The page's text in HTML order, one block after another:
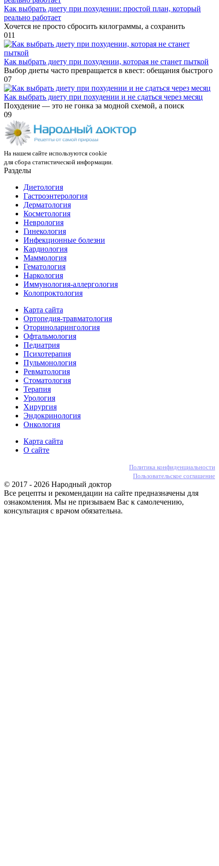
Как выбрать диету при похудении: простой план, который
реально работает
Хочется не просто сбросить килограммы, а сохранить
011
Как выбрать диету при похудении, которая не станет пыткой
Выбор диеты часто превращается в квест: обещания быстрого
07
Как выбрать диету при похудении и не сдаться через месяц
Похудение — это не гонка за модной схемой, а поиск
09
На нашем сайте используются cookie
для сбора статистической информации.
Разделы
Диетология
Гастроэнтерология
Дерматология
Косметология
Неврология
Гинекология
Инфекционные болезни
Кардиология
Маммология
Гематология
Наркология
Иммунология-аллергология
Колопроктология
Карта сайта
Ортопедия-травматология
Оториноларингология
Офтальмология
Педиатрия
Психотерапия
Пульмонология
Ревматология
Стоматология
Терапия
Урология
Хирургия
Эндокринология
Онкология
Карта сайта
О сайте
Политика конфиденциальности
Пользовательское соглашение
© 2017 - 2026 Народный доктор
Все рецепты и рекомендации на сайте предназначены для
ознакомления. Мы не призываем Вас к самолечению,
консультация с врачом обязательна.